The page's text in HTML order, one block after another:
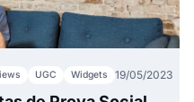
UGC Widgets 19/05/2023